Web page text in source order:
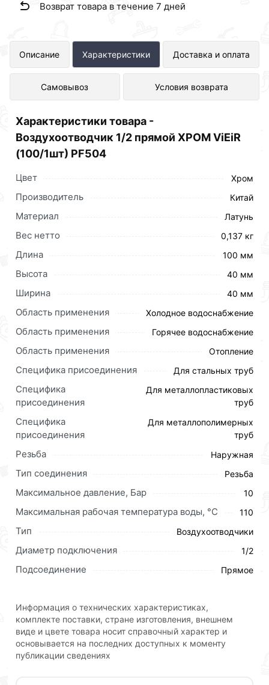
Возврат товара в течение 7 дней
Описание Характеристики Доставка и оплата
Самовывоз Условия возврата
Воздухоотводчик 1/2 прямой ХРОМ
ViEiR (100/1шт) PF504 представлен
в интернет-магазине Сантехника по
Для приобретения данной позиции, кликните
мышкой
«Добавить в корзину»
кнопку«Быстрый заказ»
. Также можете оформить
1/2 прямой ХРОМ ViEiR (100/1шт) PF504
действительны в Москве и области.
Наши профессиональные менеджеры обработают
заказ и свяжутся с Вами для согласования условий
доставки или самовывоза.Перед оформлением
онлайн заказа рекомендуем ознакомиться с
описанием, характеристиками и отзывами.
соответствует всем стандартам качества. Возврат
купленного товарa в течение 30 дней (наличие чека
обязательно).
Характеристики товара -
Воздухоотводчик 1/2 прямой ХРОМ ViEiR
(100/1шт) PF504
Цвет Хром
Производитель Китай
Материал Латунь
Вес нетто 0,137 кг
Длина 100 мм
Высота 40 мм
Ширина 40 мм
Область применения Холодное водоснабжение
Область применения Горячее водоснабжение
Область применения Отопление
Специфика присоединения Для стальных труб
Специфика
присоединения
Для металлопластиковых
труб
Специфика
присоединения
Для металлополимерных
труб
Резьба Наружная
Тип соединения Резьба
Максимальное давление, Бар 10
Максимальная рабочая температура воды, °C 110
Тип Воздухоотводчики
Диаметр подключения 1/2
Подсоединение Прямое
Информация о технических характеристиках,
комплекте поставки, стране изготовления, внешнем
виде и цвете товара носит справочный характер и
основывается на последних доступных к моменту
публикации сведениях